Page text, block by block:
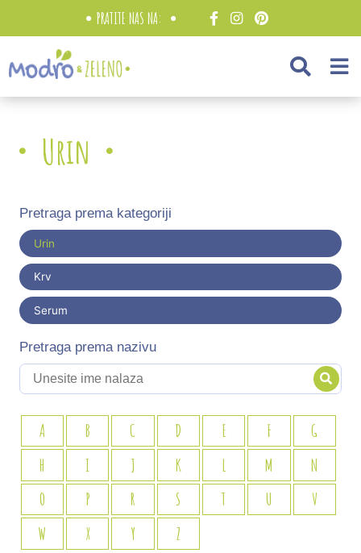
PRATITE NAS NA:
Urin
Pretraga prema kategoriji
Urin
Krv
Serum
Pretraga prema nazivu
A B C D E F
G
H
I J K L M
N
O
P R S T U
V
W
X Y Z